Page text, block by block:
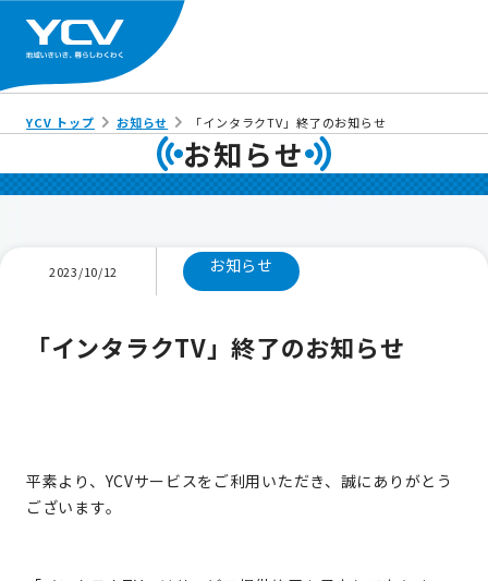
YCV トップ お知らせ 「インタラクTV」終了のお知らせ
お知らせ
2023/10/12 お知らせ
「インタラクTV」終了のお知らせ
平素より、YCVサービスをご利用いただき、誠にありがとう
ございます。